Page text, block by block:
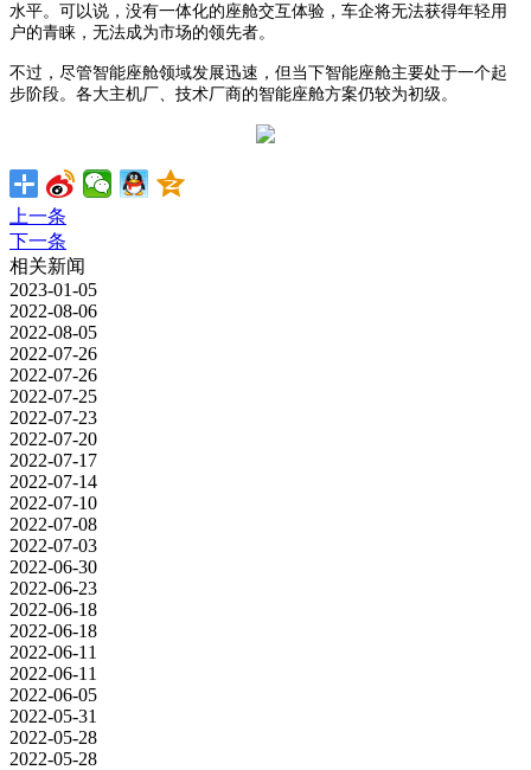
水平。可以说，没有一体化的座舱交互体验，车企将无法获得年轻用
户的青睐，无法成为市场的领先者。
不过，尽管智能座舱领域发展迅速，但当下智能座舱主要处于一个起
步阶段。各大主机厂、技术厂商的智能座舱方案仍较为初级。
上一条
下一条
相关新闻
2023-01-05
2022-08-06
2022-08-05
2022-07-26
2022-07-26
2022-07-25
2022-07-23
2022-07-20
2022-07-17
2022-07-14
2022-07-10
2022-07-08
2022-07-03
2022-06-30
2022-06-23
2022-06-18
2022-06-18
2022-06-11
2022-06-11
2022-06-05
2022-05-31
2022-05-28
2022-05-28